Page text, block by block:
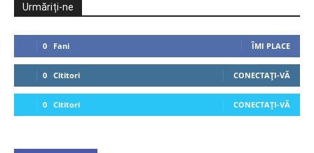
Urmăriți-ne
0 Fani ÎMI PLACE
0 Cititori CONECTAȚI-VĂ
0 Cititori CONECTAȚI-VĂ